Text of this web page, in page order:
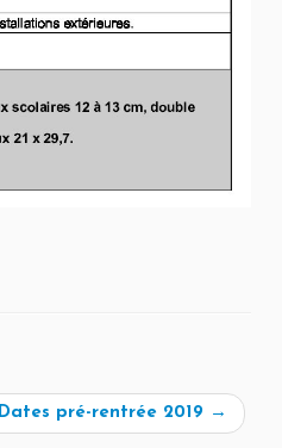
Dates pré-rentrée 2019 →